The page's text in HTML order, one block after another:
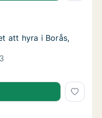
att hyra i Borås, Sjöbo
i Borås, Sjöbo Torg
att hyra i Borås, Sjöbo
att hyra i Borås,
att hyra i Borås, Sjöbo